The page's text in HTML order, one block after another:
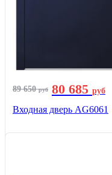
89 650руб 80 685 руб
Входная дверь AG6061